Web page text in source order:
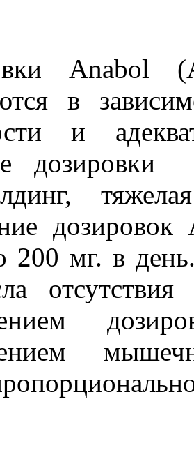
Anabol
в
и
200 мг. в